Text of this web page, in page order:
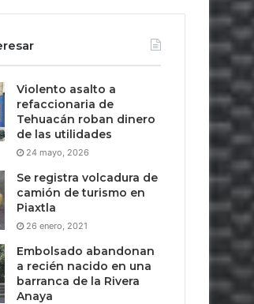
Violento asalto a
refaccionaria de
Tehuacán roban dinero
de las utilidades
24 mayo, 2026
Se registra volcadura de
camión de turismo en
Piaxtla
26 enero, 2021
Embolsado abandonan
a recién nacido en una
barranca de la Rivera
Anaya